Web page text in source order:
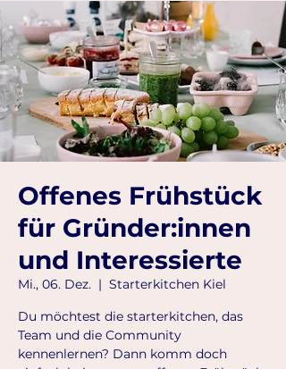
Offenes Frühstück
für Gründer:innen
und Interessierte
Mi., 06. Dez.
  |
Starterkitchen Kiel
Du möchtest die starterkitchen, das
Team und die Community
kennenlernen? Dann komm doch